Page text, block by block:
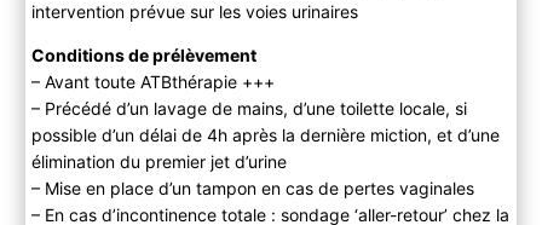
intervention prévue sur les voies urinaires
Conditions de prélèvement
– Avant toute ATBthérapie +++
– Précédé d’un lavage de mains, d’une toilette locale, si
possible d’un délai de 4h après la dernière miction, et d’une
élimination du premier jet d’urine
– Mise en place d’un tampon en cas de pertes vaginales
– En cas d’incontinence totale : sondage ‘aller-retour’ chez la